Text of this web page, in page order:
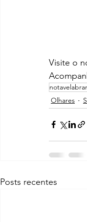
Visite o
Olhares
Posts recentes